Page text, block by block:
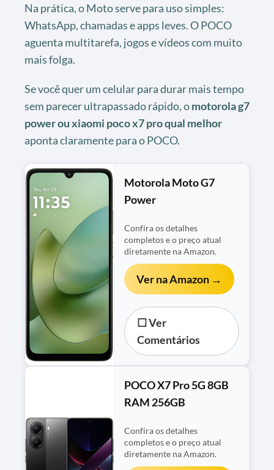
Na prática, o Moto serve para uso simples:
WhatsApp, chamadas e apps leves. O POCO
aguenta multitarefa, jogos e vídeos com muito
mais folga.
Se você quer um celular para durar mais tempo
sem parecer ultrapassado rápido, omotorola g7
power ou xiaomi poco x7 pro qual melhor
aponta claramente para o POCO.
Motorola Moto G7
Power
Confira os detalhes
completos e o preço atual
diretamente na Amazon.
Ver na Amazon →
☐ Ver
Comentários
POCO X7 Pro 5G 8GB
RAM 256GB
Confira os detalhes
completos e o preço atual
diretamente na Amazon.